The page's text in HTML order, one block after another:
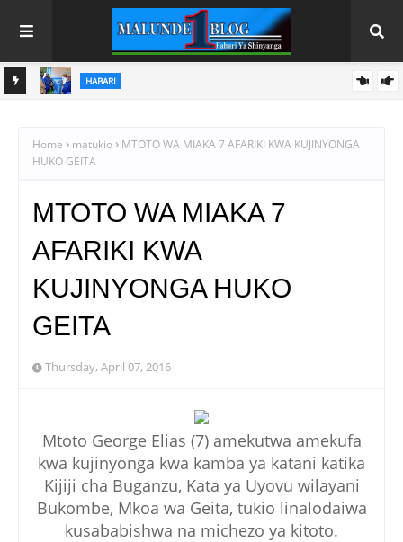
HABARI
Home matukio
MTOTO WA MIAKA 7 AFARIKI KWA KUJINYONGA
HUKO GEITA
MTOTO WA MIAKA 7
AFARIKI KWA
KUJINYONGA HUKO
GEITA
Thursday, April 07, 2016
Mtoto George Elias (7) amekutwa amekufa
kwa kujinyonga kwa kamba ya katani katika
Kijiji cha Buganzu, Kata ya Uyovu wilayani
Bukombe, Mkoa wa Geita, tukio linalodaiwa
kusababishwa na michezo ya kitoto.